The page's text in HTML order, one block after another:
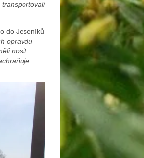
transportovali
do Jeseníků
opravdu
nosit